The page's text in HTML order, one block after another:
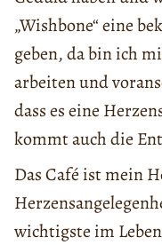
„Wishbone“ eine
geben, da bin ich
arbeiten und
dass es eine
kommt auch die
Das Café ist mein
wichtigste im